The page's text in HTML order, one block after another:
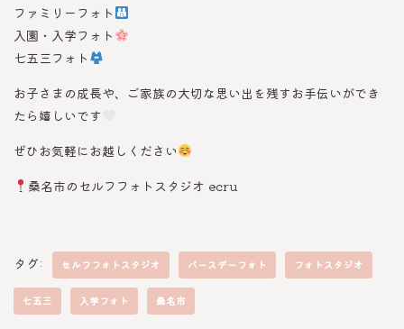
ファミリーフォト
入園・入学フォト
七五三フォト
お子さまの成長や、ご家族の大切な思い出を残すお手伝いができ
たら嬉しいです
ぜひお気軽にお越しください
桑名市のセルフフォトスタジオ ecru
タグ: セルフフォトスタジオ バースデーフォト フォトスタジオ
七五三 入学フォト 桑名市